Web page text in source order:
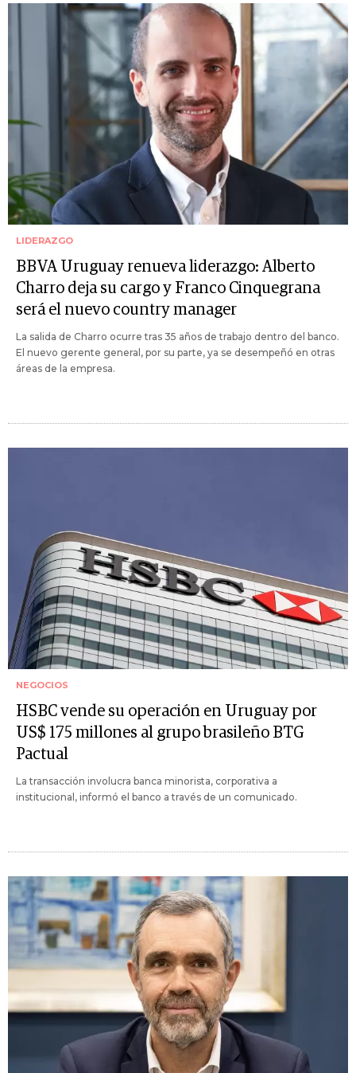
LIDERAZGO
BBVA Uruguay renueva liderazgo: Alberto
Charro deja su cargo y Franco Cinquegrana
será el nuevo country manager
La salida de Charro ocurre tras 35 años de trabajo dentro del banco.
El nuevo gerente general, por su parte, ya se desempeñó en otras
áreas de la empresa.
NEGOCIOS
HSBC vende su operación en Uruguay por
US$ 175 millones al grupo brasileño BTG
Pactual
La transacción involucra banca minorista, corporativa a
institucional, informó el banco a través de un comunicado.